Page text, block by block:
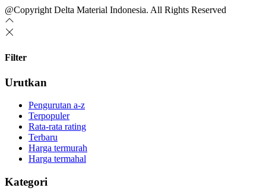
@Copyright Delta Material Indonesia. All Rights Reserved
Filter
Urutkan
Pengurutan a-z
Terpopuler
Rata-rata rating
Terbaru
Harga termurah
Harga termahal
Kategori